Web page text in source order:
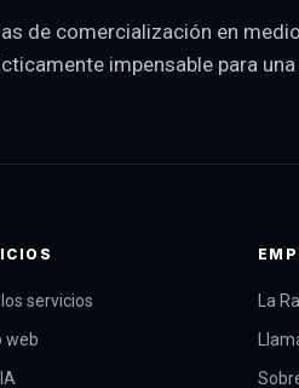
de comercialización en
impensable para
servicios
web
La